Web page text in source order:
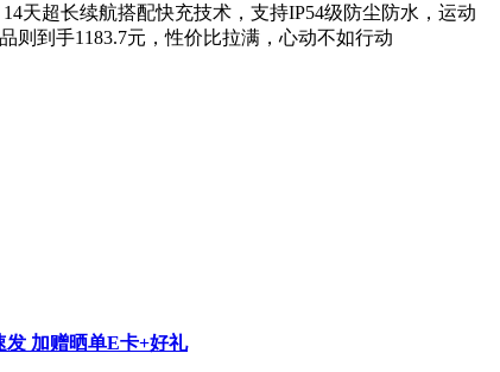
天超长续航搭配快充技术，支持IP54级防尘防水，运动
则到手1183.7元，性价比拉满，心动不如行动
发 加赠晒单E卡+好礼